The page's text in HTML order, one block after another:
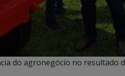
do agronegócio no resultado